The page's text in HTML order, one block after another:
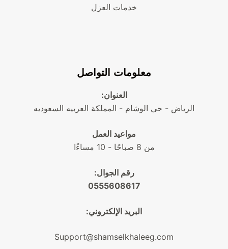
خدمات العزل
معلومات التواصل
العنوان:
الرياض - حي الوشام - المملكة العربيه السعوديه
مواعيد العمل
من 8 صباحًا - 10 مساءًا
رقم الجوال:
0555608617
البريد الإلكتروني:
Support@shamselkhaleeg.com